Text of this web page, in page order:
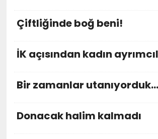
Çiftliğinde boğ beni!
İK açısından kadın
Bir zamanlar utanıyorduk…
Donacak halim kalmadı